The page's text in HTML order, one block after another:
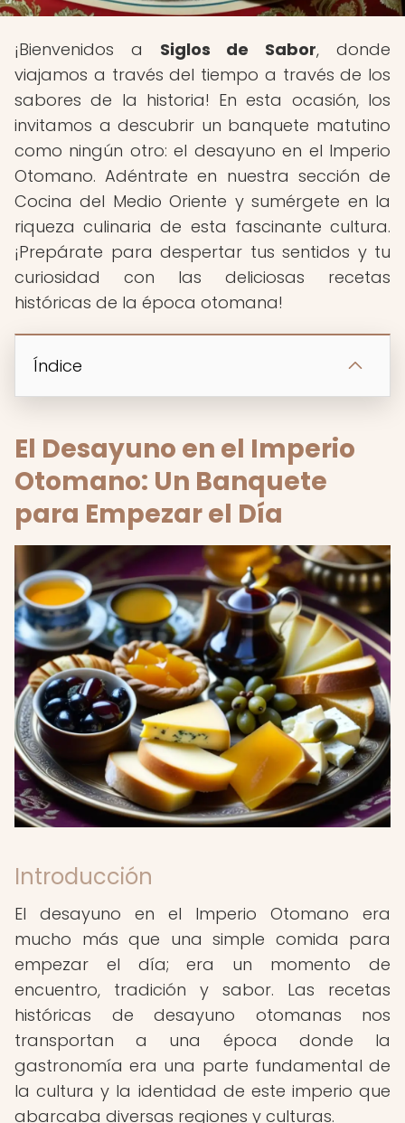
¡Bienvenidos a Siglos de Sabor, donde
viajamos a través del tiempo a través de los
sabores de la historia! En esta ocasión, los
invitamos a descubrir un banquete matutino
como ningún otro: el desayuno en el Imperio
Otomano. Adéntrate en nuestra sección de
Cocina del Medio Oriente y sumérgete en la
riqueza culinaria de esta fascinante cultura.
¡Prepárate para despertar tus sentidos y tu
curiosidad con las deliciosas recetas
históricas de la época otomana!
Índice
El Desayuno en el Imperio
Otomano: Un Banquete
para Empezar el Día
Introducción
El desayuno en el Imperio Otomano era
mucho más que una simple comida para
empezar el día; era un momento de
encuentro, tradición y sabor. Las recetas
históricas de desayuno otomanas nos
transportan a una época donde la
gastronomía era una parte fundamental de
la cultura y la identidad de este imperio que
abarcaba diversas regiones y culturas.